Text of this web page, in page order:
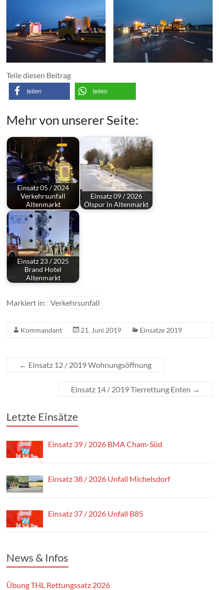
Teile diesen Beitrag
teilen teilen
Mehr von unserer Seite:
Einsatz 05 / 2024
Verkehrsunfall
Altenmarkt
Einsatz 09 / 2026
Ölspur in Altenmarkt
Einsatz 23 / 2025
Brand Hotel
Altenmarkt
Markiert in: Verkehrsunfall
Kommandant 21. Juni 2019 Einsätze 2019
← Einsatz 12 / 2019 Wohnungsöffnung
Einsatz 14 / 2019 Tierrettung Enten →
Letzte Einsätze
Einsatz 39 / 2026 BMA Cham-Süd
Einsatz 38 / 2026 Unfall Michelsdorf
Einsatz 37 / 2026 Unfall B85
News & Infos
Übung THL Rettungssatz 2026